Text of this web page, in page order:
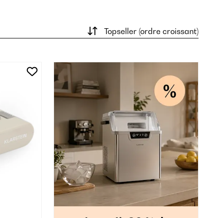
Topseller (ordre croissant)